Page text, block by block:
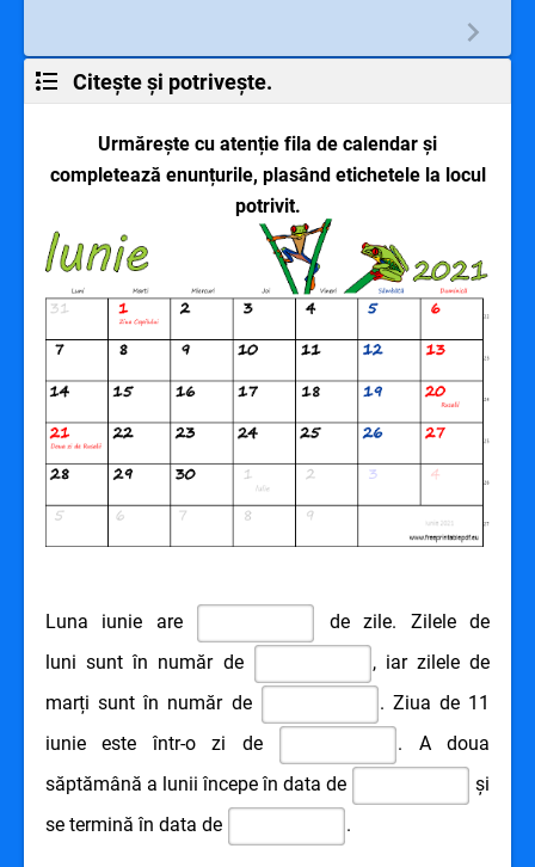
Citește și potrivește.
Urmărește cu atenție fila de calendar și
completează enunțurile, plasând etichetele la locul
potrivit.
Luna iunie are
de zile. Zilele de
luni sunt în număr de
, iar zilele de
marți sunt în număr de
. Ziua de 11
iunie este într-o zi de
. A doua
săptămână a lunii începe în data de
și
se termină în data de
.